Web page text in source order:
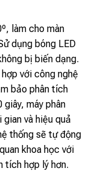
làm cho màn
dụng bóng LED
bị biến dạng.
với công nghệ
bảo phân tích
máy phân
và hiệu quả
thống sẽ tự động
khoa học với
tích hợp lý hơn.